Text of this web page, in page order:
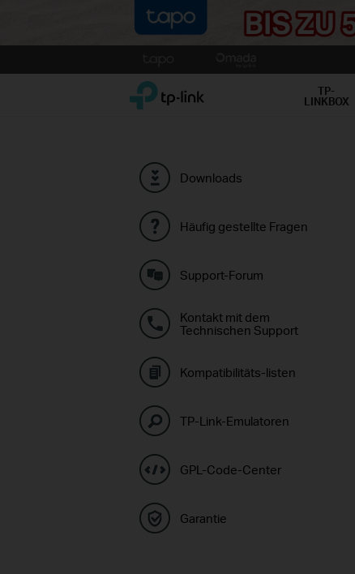
to
TP-Link, Reliably Smart TP-
LINKBOX
Downloads
Häufig gestellte Fragen
Support-Forum
Kontakt mit dem
Technischen Support
Kompatibilitäts-listen
TP-Link-Emulatoren
GPL-Code-Center
Garantie